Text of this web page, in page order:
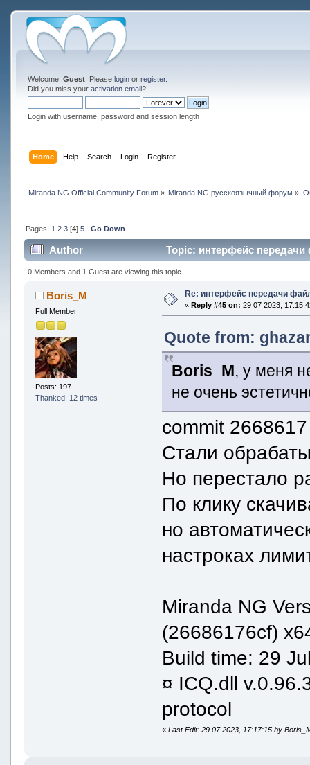
Welcome, Guest. Please loginor register.
Did you miss your activation email?
Login with username, password and session length
Home Help Search Login Register
Miranda NG Official Community Forum» Miranda NG русскоязычный форум »
Pages: 1 2 3[4] 5 Go Down
Author Topic: интерфейс
0 Members and 1 Guest are viewing this topic.
Boris_M
Full Member
Posts: 197
Thanked: 12 times
Re: интерфейс передачи
« Reply #45 on: 29 07 2023,
Quote from:
Boris_M, у меня
не очень
commit 2668617
Стали
Но перестало
По клику
но
настроках
Miranda NG
(26686176cf)
Build time: 29
¤ ICQ.dll
protocol
«Last Edit: 29 07 2023, 17:17:15 by